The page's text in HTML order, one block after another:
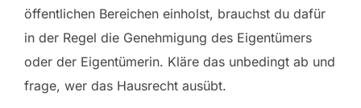
öffentlichen Bereichen einholst, brauchst du dafür
in der Regel die Genehmigung des Eigentümers
oder der Eigentümerin. Kläre das unbedingt ab und
frage, wer das Hausrecht ausübt.